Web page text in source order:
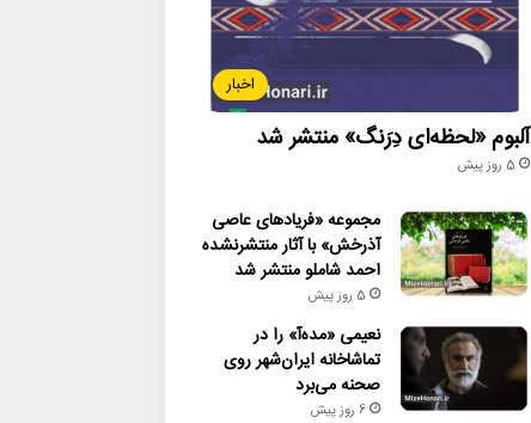
اخبار
آلبوم «لحظه‌ای دِرَنگ» منتشر شد
5 روز پیش
مجموعه «فریادهای عاصی
آذرخش» با آثار منتشرنشده
احمد شاملو منتشر شد
5 روز پیش
نعیمی «مده‌آ» را در
تماشاخانه ایران‌شهر روی
صحنه می‌برد
6 روز پیش